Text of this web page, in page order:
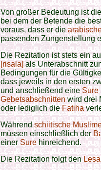
Von großer Bedeutung ist
bei dem der Betende die
voraus, dass er die
passenden Zungenstellung
Die Rezitation ist stets ein
[risala]als Unterabschnitt
Bedingungen für die
dass jeweils in den ersten
und anschließend eineSure
Gebetsabschnittenwird drei
oder lediglich dieFatiha
Währendschiitische
müssen einschließlich der
einerSurehinreichend.
Die Rezitation folgt den